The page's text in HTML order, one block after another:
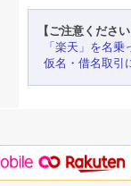
【ご注意ください
「楽天」を名
仮名・借名取引